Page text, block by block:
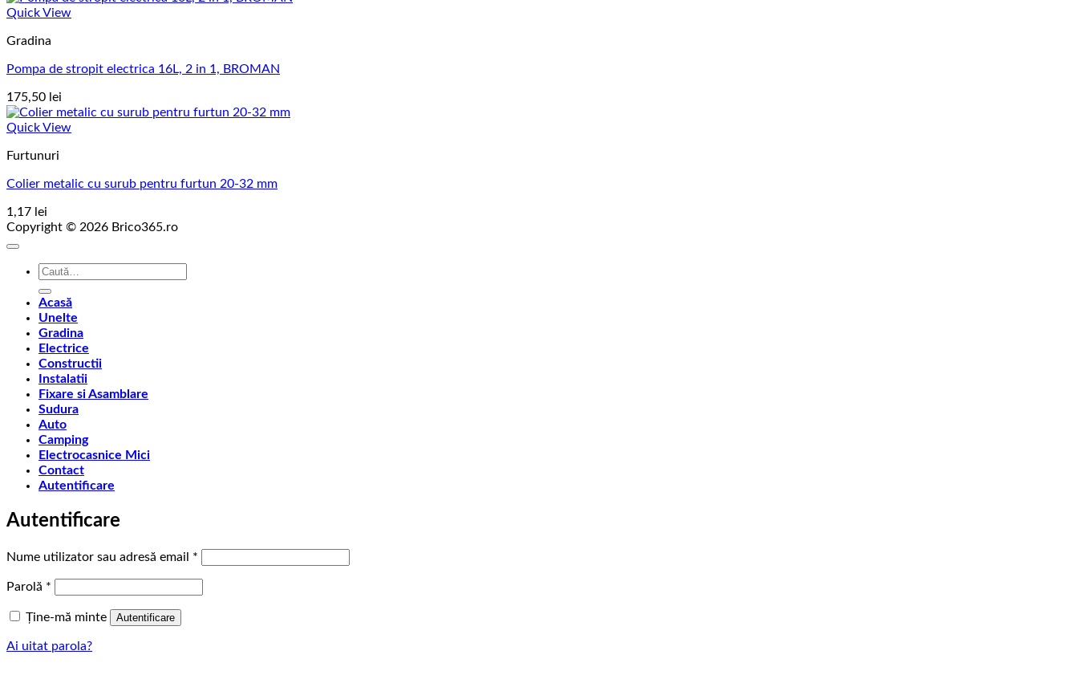
Quick View
Gradina
Pompa de stropit electrica 16L, 2 in 1, BROMAN
175,50 lei
Quick View
Furtunuri
Colier metalic cu surub pentru furtun 20-32 mm
1,17 lei
Copyright © 2026 Brico365.ro
Caută
Acasă
Unelte
Gradina
Electrice
Constructii
Instalatii
Fixare si Asamblare
Sudura
Auto
Camping
Electrocasnice Mici
Contact
Autentificare
Autentificare
Nume utilizator sau adresă email *
Parolă *
Ține-mă minte Autentificare
Ai uitat parola?